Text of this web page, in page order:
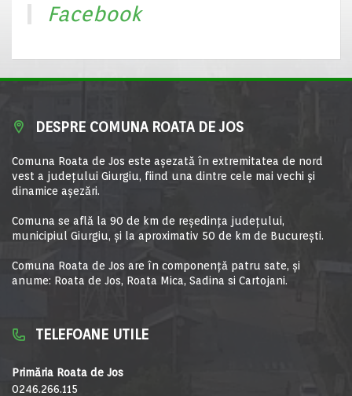
Facebook
DESPRE COMUNA ROATA DE JOS
Comuna Roata de Jos este aşezată în extremitatea de nord
vest a judeţului Giurgiu, fiind una dintre cele mai vechi şi
dinamice aşezări.
Comuna se află la 90 de km de reşedinţa judeţului,
municipiul Giurgiu, şi la aproximativ 50 de km de Bucureşti.
Comuna Roata de Jos are în componență patru sate, și
anume: Roata de Jos, Roata Mica, Sadina si Cartojani.
TELEFOANE UTILE
Primăria Roata de Jos
0246.266.115